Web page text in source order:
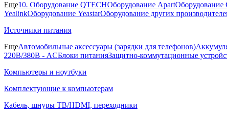
Еще10. Оборудование QTECHОборудование ApartОборудование
YealinkОборудование YeastarОборудование других
Источники питания
ЕщеАвтомобильные аксессуары (зарядки для телефонов)
220В/380В - ACБлоки питанияЗащитно-коммутационные
Компьютеры и ноутбуки
Комплектующие к компьютерам
Кабель, шнуры ТВ/HDMI, переходники